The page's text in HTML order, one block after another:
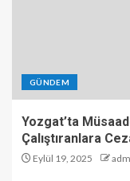
GÜNDEM
Yozgat’ta
Çalıştıranlara
Eylül 19, 2025